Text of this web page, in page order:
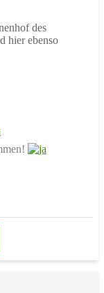
des
hier ebenso